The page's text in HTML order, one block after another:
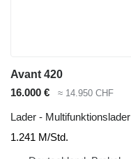
Avant 420
16.000 €
≈ 14.950 CHF
Lader - Multifunktionslader
1.241 M/Std.